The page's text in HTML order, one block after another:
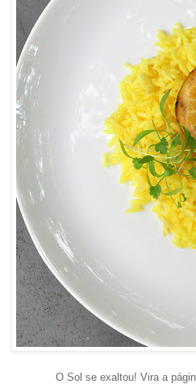
O Sol se exaltou! Vira a página, é